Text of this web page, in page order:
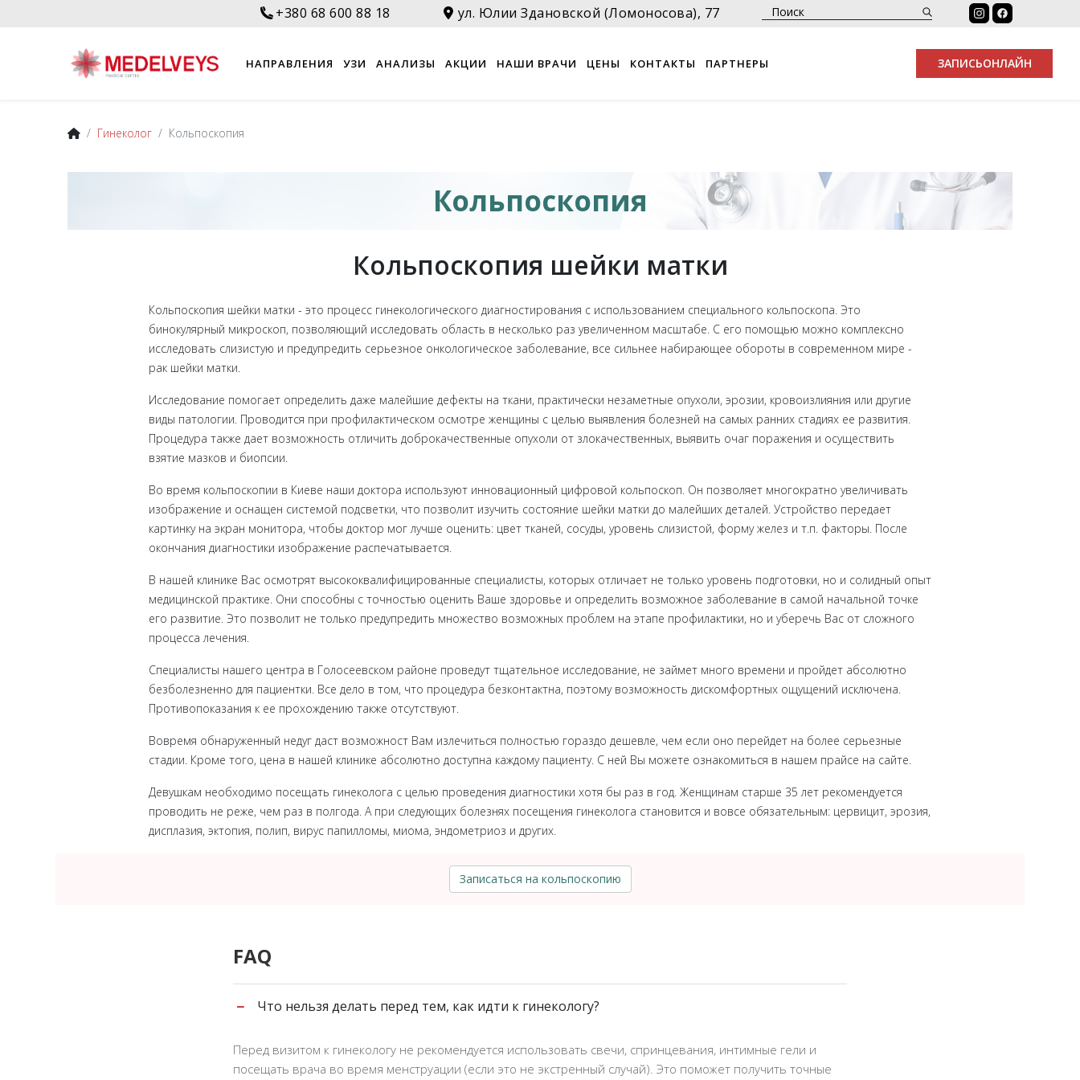
+380 68 600 88 18 ул. Юлии Здановской (Ломоносова), 77
НАПРАВЛЕНИЯ УЗИ АНАЛИЗЫ АКЦИИ НАШИ ВРАЧИ ЦЕНЫ КОНТАКТЫ ПАРТНЕРЫ ЗАПИСЬОНЛАЙН
Гинеколог Кольпоскопия
Кольпоскопия
Кольпоскопия шейки матки
Кольпоскопия шейки матки - это процесс гинекологического диагностирования с использованием специального кольпоскопа. Это
бинокулярный микроскоп, позволяющий исследовать область в несколько раз увеличенном масштабе. С его помощью можно комплексно
исследовать слизистую и предупредить серьезное онкологическое заболевание, все сильнее набирающее обороты в современном мире -
рак шейки матки.
Исследование помогает определить даже малейшие дефекты на ткани, практически незаметные опухоли, эрозии, кровоизлияния или другие
виды патологии. Проводится при профилактическом осмотре женщины с целью выявления болезней на самых ранних стадиях ее развития.
Процедура также дает возможность отличить доброкачественные опухоли от злокачественных, выявить очаг поражения и осуществить
взятие мазков и биопсии.
Во время кольпоскопии в Киеве наши доктора используют инновационный цифровой кольпоскоп. Он позволяет многократно увеличивать
изображение и оснащен системой подсветки, что позволит изучить состояние шейки матки до малейших деталей. Устройство передает
картинку на экран монитора, чтобы доктор мог лучше оценить: цвет тканей, сосуды, уровень слизистой, форму желез и т.п. факторы. После
окончания диагностики изображение распечатывается.
В нашей клинике Вас осмотрят высококвалифицированные специалисты, которых отличает не только уровень подготовки, но и солидный опыт
медицинской практике. Они способны с точностью оценить Ваше здоровье и определить возможное заболевание в самой начальной точке
его развитие. Это позволит не только предупредить множество возможных проблем на этапе профилактики, но и уберечь Вас от сложного
процесса лечения.
Специалисты нашего центра в Голосеевском районе проведут тщательное исследование, не займет много времени и пройдет абсолютно
безболезненно для пациентки. Все дело в том, что процедура безконтактна, поэтому возможность дискомфортных ощущений исключена.
Противопоказания к ее прохождению также отсутствуют.
Вовремя обнаруженный недуг даст возможност Вам излечиться полностью гораздо дешевле, чем если оно перейдет на более серьезные
стадии. Кроме того, цена в нашей клинике абсолютно доступна каждому пациенту. С ней Вы можете ознакомиться в нашем прайсе на сайте.
Девушкам необходимо посещать гинеколога с целью проведения диагностики хотя бы раз в год. Женщинам старше 35 лет рекомендуется
проводить не реже, чем раз в полгода. А при следующих болезнях посещения гинеколога становится и вовсе обязательным: цервицит, эрозия,
дисплазия, эктопия, полип, вирус папилломы, миома, эндометриоз и других.
Записаться на кольпоскопию
FAQ
− Что нельзя делать перед тем, как идти к гинекологу?
Перед визитом к гинекологу не рекомендуется использовать свечи, спринцевания, интимные гели и
посещать врача во время менструации (если это не экстренный случай). Это поможет получить точные